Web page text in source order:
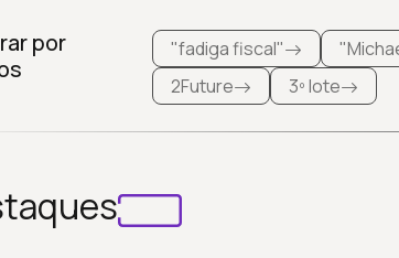
por
"fadiga fiscal"
2Future
3º lote